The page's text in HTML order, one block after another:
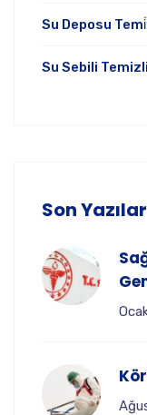
Su Deposu
Su Sebili
Son Yazılar